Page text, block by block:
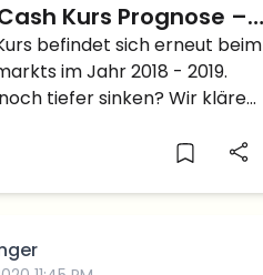
Kurs Prognose –
in Sicht?
befindet sich erneut beim
im Jahr 2018 - 2019.
tiefer sinken? Wir klären